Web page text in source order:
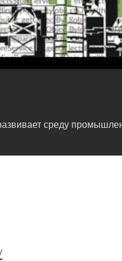
среду